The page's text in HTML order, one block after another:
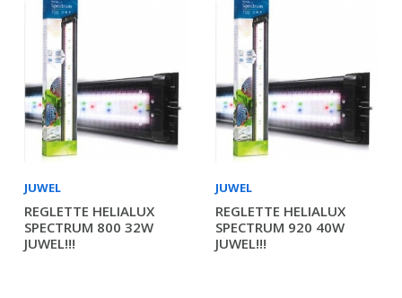
JUWEL
REGLETTE HELIALUX
SPECTRUM 800 32W
JUWEL!!!
JUWEL
REGLETTE HELIALUX
SPECTRUM 920 40W
JUWEL!!!